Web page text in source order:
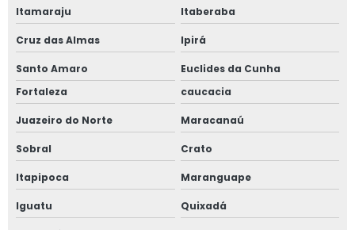
Itamaraju Itaberaba
Cruz das Almas Ipirá
Santo Amaro
Euclides da Cunha
Fortaleza
caucacia
Juazeiro do Norte Maracanaú
Sobral Crato
Itapipoca Maranguape
Iguatu Quixadá